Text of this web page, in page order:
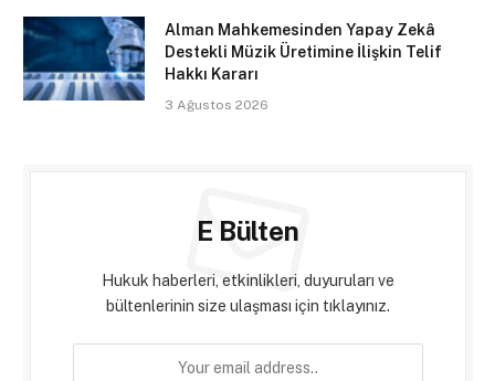
Alman Mahkemesinden Yapay Zekâ
Destekli Müzik Üretimine İlişkin Telif
Hakkı Kararı
3 Ağustos 2026
E Bülten
Hukuk haberleri, etkinlikleri, duyuruları ve
bültenlerinin size ulaşması için tıklayınız.